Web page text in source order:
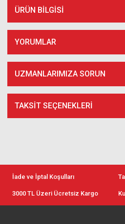
ÜRÜN BILGISI
YORUMLAR
UZMANLARIMIZA SORUN
TAKSIT SEÇENEKLERI
İade ve İptal Koşulları
3000 TL Üzeri Ücretsiz Kargo